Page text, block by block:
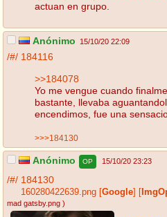
actuan en grupo.
Anónimo 15/10/20 22:09
/#/ 184116
>>184078
Yo me vengue cuando
bastante, llevaba
encendimos, fue una
>>>184130
Anónimo OP 15/10/20 23:23
/#/ 184130
160280422639.png Google
mad gatsby.png )